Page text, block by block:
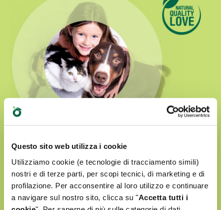
Questo sito web utilizza i cookie
Utilizziamo cookie (e tecnologie di tracciamento simili)
nostri e di terze parti, per scopi tecnici, di marketing e di
profilazione. Per acconsentire al loro utilizzo e continuare
a navigare sul nostro sito, clicca su "Accetta tutti i
Natural Quality Love
Nel mondo Oasy l'amore per i nostri amici a